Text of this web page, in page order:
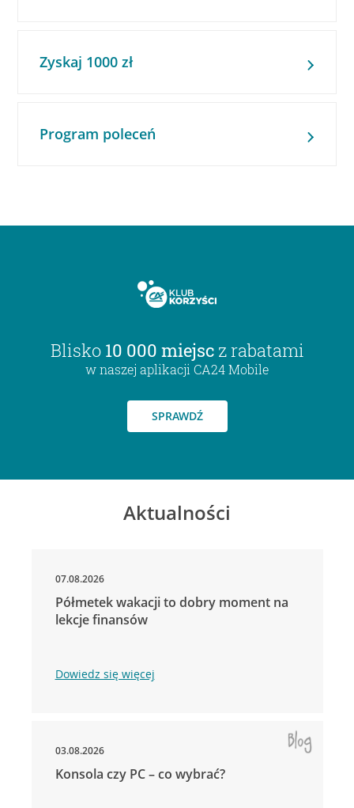
Zyskaj 1000 zł
Program poleceń
Blisko 10 000 miejsc z rabatami
w naszej aplikacji CA24 Mobile
SPRAWDŹ
Aktualności
07.08.2026
Półmetek wakacji to dobry moment na
lekcje finansów
Dowiedz się więcej
03.08.2026
Konsola czy PC – co wybrać?